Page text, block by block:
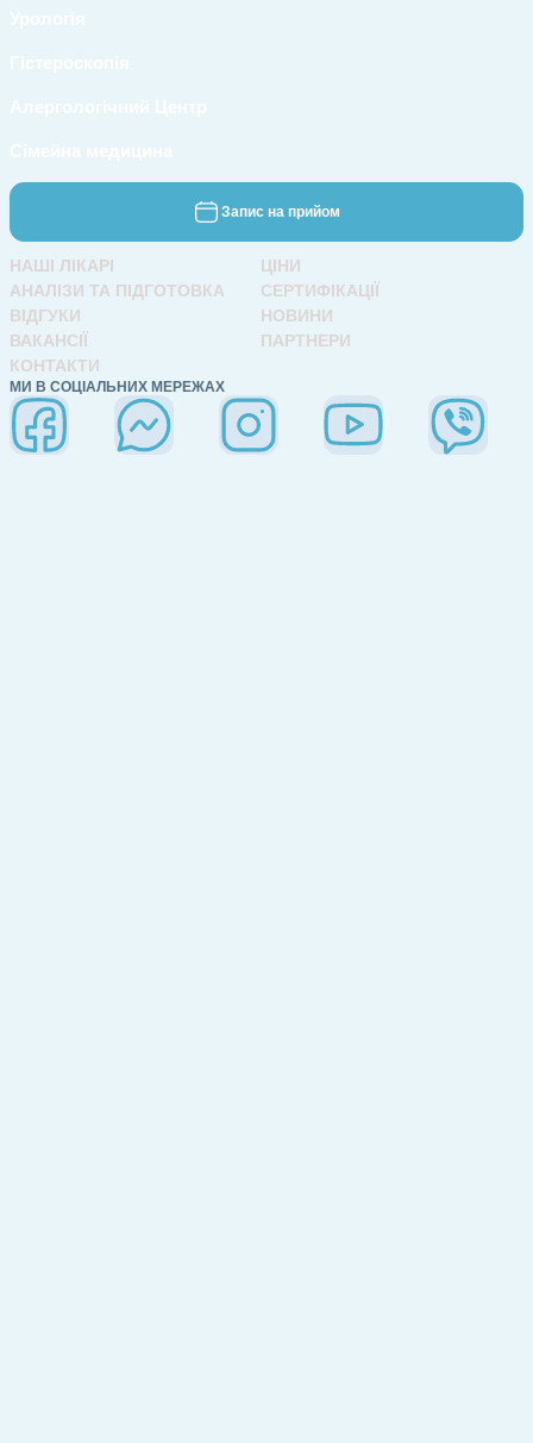
Запис на прийом
НАШІ ЛІКАРІ
ЦІНИ
АНАЛІЗИ ТА ПІДГОТОВКА
СЕРТИФІКАЦІЇ
ВІДГУКИ
НОВИНИ
ВАКАНСІЇ
ПАРТНЕРИ
КОНТАКТИ
МИ В СОЦІАЛЬНИХ МЕРЕЖАХ